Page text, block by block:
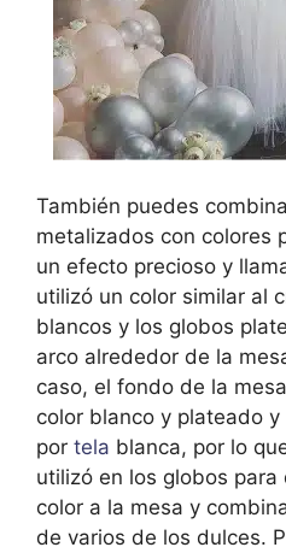
También puedes
metalizados con colores
un efecto precioso y
utilizó un color similar al
blancos y los globos
arco alrededor de la
caso, el fondo de la
color blanco y plateado
por tela blanca, por lo
utilizó en los globos
color a la mesa y
de varios de los dulces.